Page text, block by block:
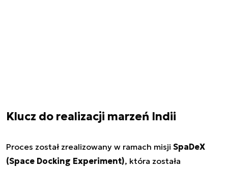
Klucz do realizacji marzeń Indii
Proces został zrealizowany w ramach misji SpaDeX
(Space Docking Experiment), która została